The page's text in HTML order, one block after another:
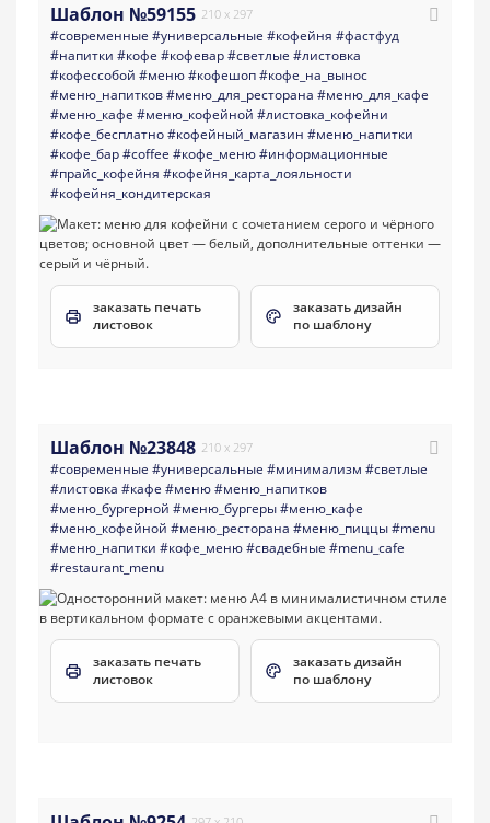
Шаблон №59155 210 x 297
#современные #универсальные #кофейня #фастфуд
#напитки #кофе #кофевар#светлые #листовка
#кофессобой #меню#кофешоп#кофе_на_вынос
#меню_напитков#меню_для_ресторана #меню_для_кафе
#меню_кафе #меню_кофейной #листовка_кофейни
#кофе_бесплатно#кофейный_магазин #меню_напитки
#кофе_бар#coffee #кофе_меню#информационные
#прайс_кофейня #кофейня_карта_лояльности
#кофейня_кондитерская
заказать печать
листовок
заказать дизайн
по шаблону
Шаблон №23848 210 x 297
#современные #универсальные #минимализм #светлые
#листовка #кафе #меню#меню_напитков
#меню_бургерной #меню_бургеры#меню_кафе
#меню_кофейной #меню_ресторана #меню_пиццы#menu
#меню_напитки #кофе_меню#свадебные #menu_cafe
#restaurant_menu
заказать печать
листовок
заказать дизайн
по шаблону